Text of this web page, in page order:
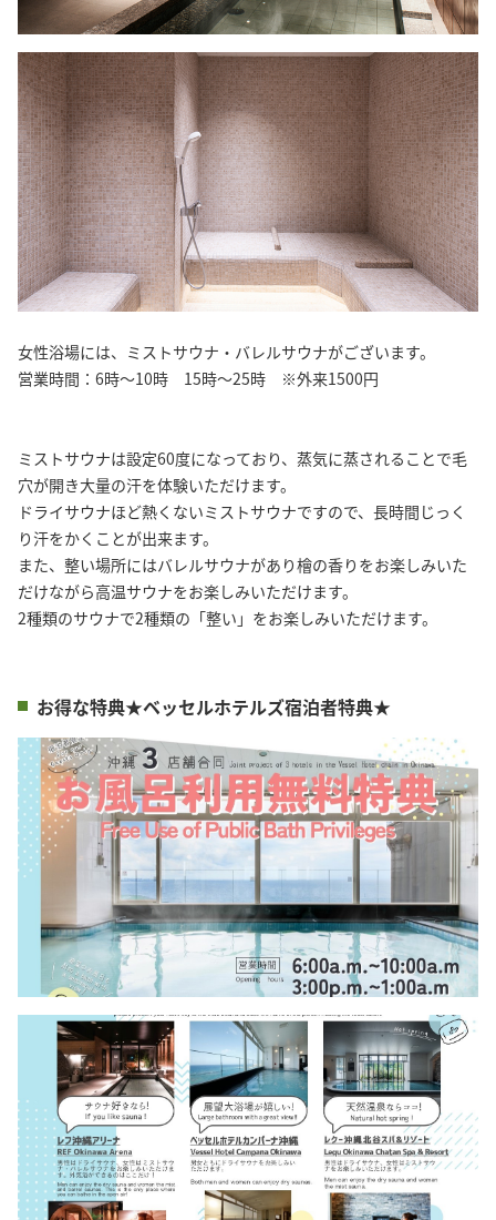
女性浴場には、ミストサウナ・バレルサウナがございます。
営業時間：6時～10時 15時～25時 ※外来1500円
ミストサウナは設定60度になっており、蒸気に蒸されることで毛
穴が開き大量の汗を体験いただけます。
ドライサウナほど熱くないミストサウナですので、長時間じっく
り汗をかくことが出来ます。
また、整い場所にはバレルサウナがあり檜の香りをお楽しみいた
だけながら高温サウナをお楽しみいただけます。
2種類のサウナで2種類の「整い」をお楽しみいただけます。
お得な特典★ベッセルホテルズ宿泊者特典★